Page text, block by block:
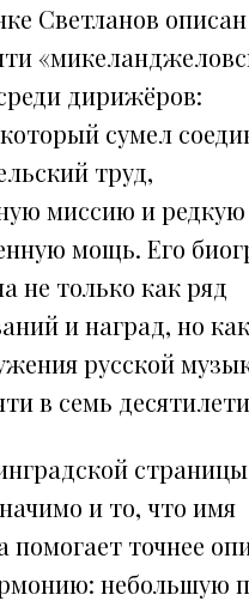
Светланов
дирижёров:
сумел
труд,
миссию и редкую
мощь. Его
не только как ряд
и наград, но как
русской
в семь
страницы
и то, что имя
помогает точнее
небольшую